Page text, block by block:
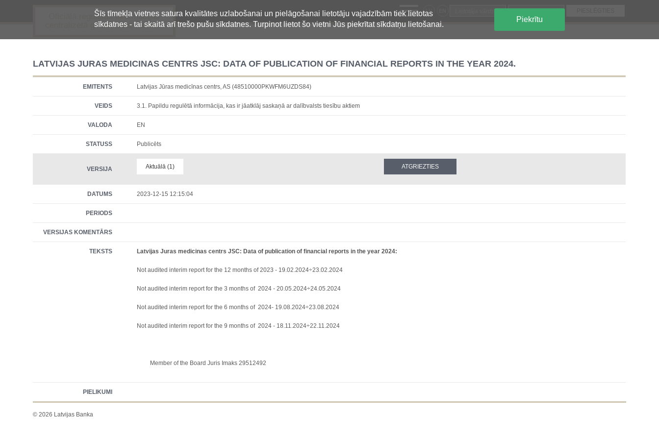
Šīs tīmekļa vietnes satura kvalitātes uzlabošanai un pielāgošanai lietotāju vajadzībām tiek lietotas
sīkdatnes - tai skaitā arī trešo pušu sīkdatnes. Turpinot lietot šo vietni Jūs piekrītat sīkdatņu lietošanai.
Piekrītu
Oficiālā regulētās informācijas
centralizētā glabāšanas sistēma
LV
LATVIJAS JURAS MEDICINAS CENTRS JSC: DATA OF PUBLICATION OF FINANCIAL REPORTS IN THE YEAR 2024.
EMITENTS Latvijas Jūras medicīnas centrs, AS (48510000PKWFM6UZDS84)
VEIDS 3.1. Papildu regulētā informācija, kas ir jāatklāj saskaņā ar dalībvalsts tiesību aktiem
VALODA EN
STATUSS Publicēts
VERSIJA Aktuālā (1)
DATUMS 2023-12-15 12:15:04
PERIODS
VERSIJAS KOMENTĀRS
TEKSTS Latvijas Juras medicinas centrs JSC: Data of publication of financial reports in the year 2024:
Not audited interim report for the 12 months of 2023 - 19.02.2024÷23.02.2024
Not audited interim report for the 3 months of 2024 - 20.05.2024÷24.05.2024
Not audited interim report for the 6 months of 2024- 19.08.2024÷23.08.2024
Not audited interim report for the 9 months of 2024 - 18.11.2024÷22.11.2024
Member of the Board Juris Imaks 29512492
PIELIKUMI
© 2026 Latvijas Banka